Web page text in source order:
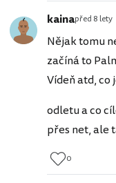
kainapřed 8 lety
Nějak tomu
začíná to
Vídeň atd, co
odletu a co
přes net, ale
0